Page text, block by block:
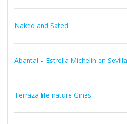
Naked and Sated
Abantal – Estrella Michelín en Sevilla
Terraza life nature Gines